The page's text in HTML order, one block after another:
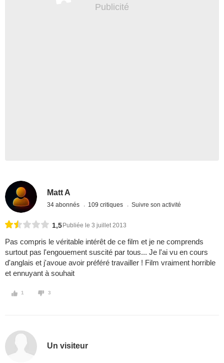
Matt A
34 abonnés 109 critiques Suivre son activité
1,5 Publiée le 3 juillet 2013
Pas compris le véritable intérêt de ce film et je ne comprends
surtout pas l'engouement suscité par tous... Je l'ai vu en cours
d'anglais et j'avoue avoir préféré travailler ! Film vraiment horrible
et ennuyant à souhait
1 3
Un visiteur